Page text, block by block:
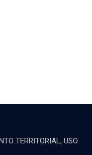
TERRITORIAL, USO